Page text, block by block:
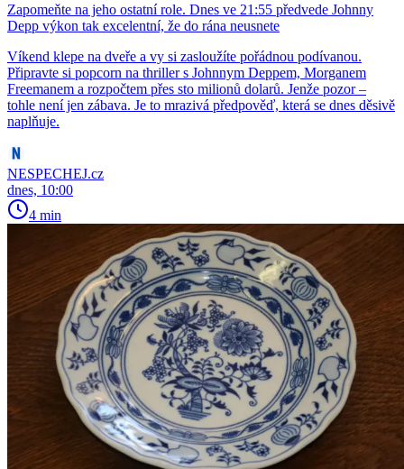
Zapomeňte na jeho ostatní role. Dnes ve 21:55 předvede Johnny
Depp výkon tak excelentní, že do rána neusnete
Víkend klepe na dveře a vy si zasloužíte pořádnou podívanou.
Připravte si popcorn na thriller s Johnnym Deppem, Morganem
Freemanem a rozpočtem přes sto milionů dolarů. Jenže pozor –
tohle není jen zábava. Je to mrazivá předpověď, která se dnes děsivě
naplňuje.
NESPECHEJ.cz
dnes, 10:00
4 min